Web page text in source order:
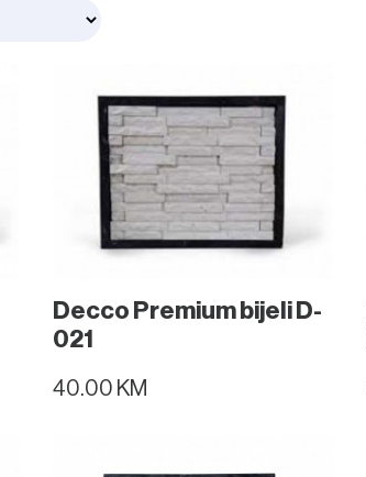
Decco Premium bijeli D-
021
40.00 KM